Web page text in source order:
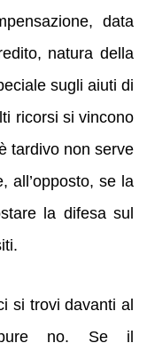
data
natura della
sugli aiuti di
ricorsi si vincono
tardivo non serve
all’opposto, se la
la difesa sul
si trovi davanti al
no. Se il